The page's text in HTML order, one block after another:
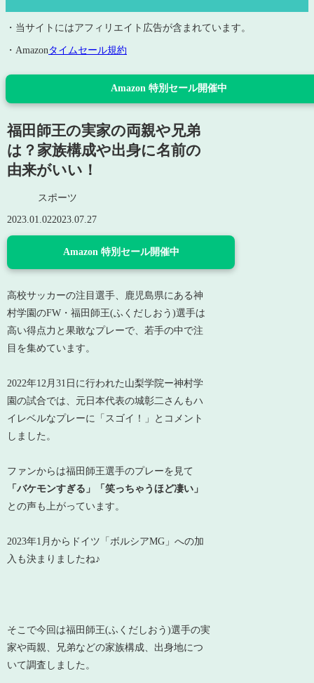
・当サイトにはアフィリエイト広告が含まれています。
・Amazonタイムセール規約
Amazon 特別セール開催中
福田師王の実家の両親や兄弟
は？家族構成や出身に名前の
由来がいい！
スポーツ
2023.01.022023.07.27
Amazon 特別セール開催中
高校サッカーの注目選手、鹿児島県にある神
村学園のFW・福田師王(ふくだしおう)選手は
高い得点力と果敢なプレーで、若手の中で注
目を集めています。
2022年12月31日に行われた山梨学院ー神村学
園の試合では、元日本代表の城彰二さんもハ
イレベルなプレーに「スゴイ！」とコメント
しました。
ファンからは福田師王選手のプレーを見て
「バケモンすぎる」「笑っちゃうほど凄い」
との声も上がっています。
2023年1月からドイツ「ボルシアMG」への加
入も決まりましたね♪
そこで今回は福田師王(ふくだしおう)選手の実
家や両親、兄弟などの家族構成、出身地につ
いて調査しました。